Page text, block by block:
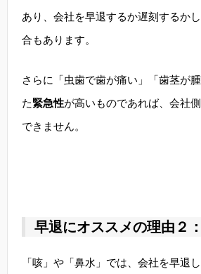
あり、会社を早退するか遅刻するか
合もあります。
さらに「虫歯で歯が痛い」「歯茎が
た緊急性が高いものであれば、会社
できません。
早退にオススメの理由２
「咳」や「鼻水」では、会社を早退